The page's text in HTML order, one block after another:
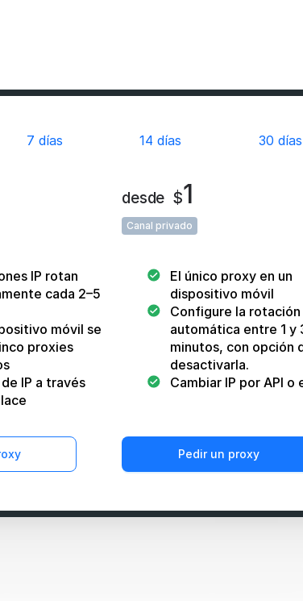
7 días 14 días 30 días
IP rotan
cada 2–5
móvil se
proxies
IP a través
desde $1
Canal privado
El único proxy en un
dispositivo móvil
Configure la rotación
automática entre 1 y
minutos, con opción
desactivarla.
Cambiar IP por API o
Pedir un proxy